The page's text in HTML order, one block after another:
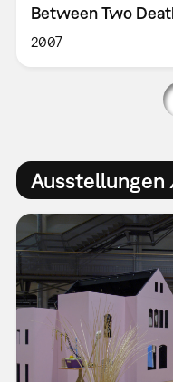
Between Two
2007